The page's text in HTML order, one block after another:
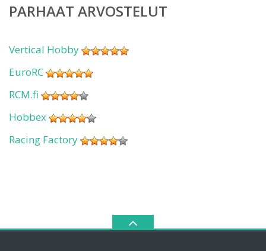
PARHAAT ARVOSTELUT
Vertical Hobby
EuroRC
RCM.fi
Hobbex
Racing Factory